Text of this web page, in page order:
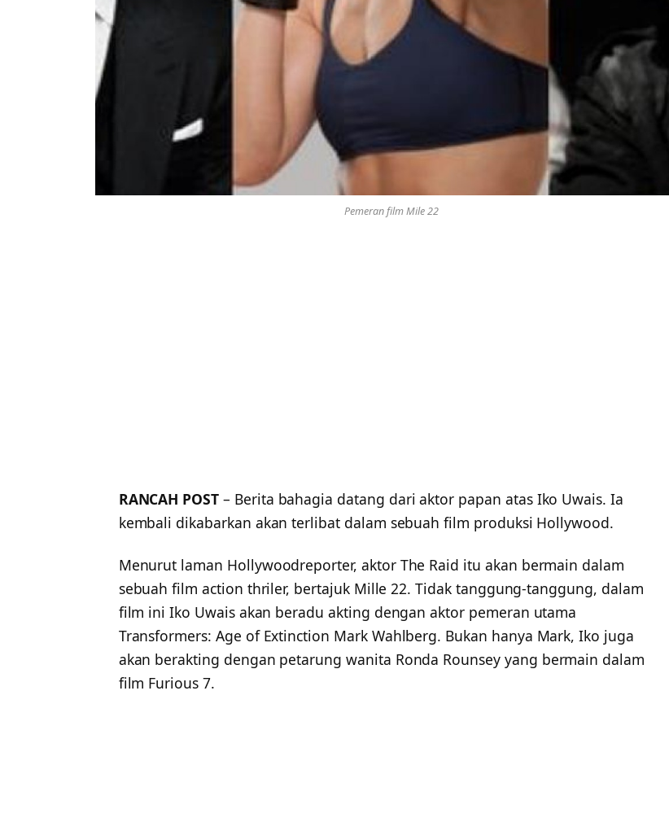
Pemeran film Mile 22
RANCAH POST – Berita bahagia datang dari aktor papan atas Iko Uwais. Ia
kembali dikabarkan akan terlibat dalam sebuah film produksi Hollywood.
Menurut laman Hollywoodreporter, aktor The Raid itu akan bermain dalam
sebuah film action thriler, bertajuk Mille 22. Tidak tanggung-tanggung, dalam
film ini Iko Uwais akan beradu akting dengan aktor pemeran utama
Transformers: Age of Extinction Mark Wahlberg. Bukan hanya Mark, Iko juga
akan berakting dengan petarung wanita Ronda Rounsey yang bermain dalam
film Furious 7.